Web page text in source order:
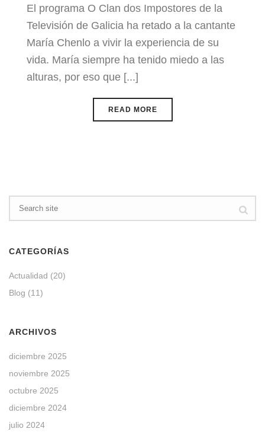
El programa O Clan dos Impostores de la
Televisión de Galicia ha retado a la cantante
María Chenlo a vivir la experiencia de su
vida. María siempre ha tenido miedo a las
alturas, por eso que [...]
READ MORE
CATEGORÍAS
Actualidad (20)
Blog (11)
ARCHIVOS
diciembre 2025
noviembre 2025
octubre 2025
diciembre 2024
julio 2024